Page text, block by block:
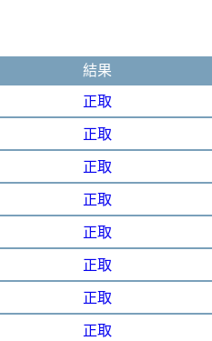
結果
正取
正取
正取
正取
正取
正取
正取
正取